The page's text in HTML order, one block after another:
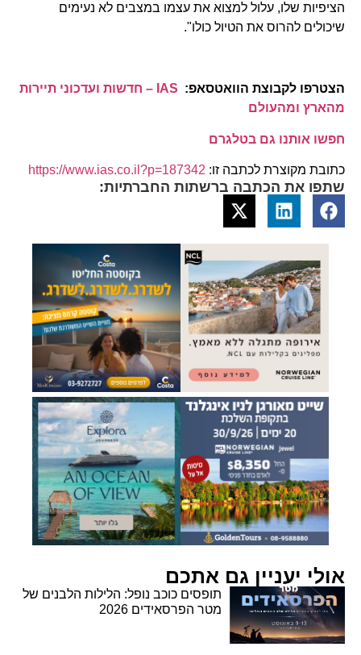
הציפיות שלו, עלול למצוא את עצמו במצבים לא נעימים
שיכולים להרוס את הטיול כולו".
הצטרפו לקבוצת הוואטסאפ:
IAS – חדשות ועדכוני תיירות
מהארץ ומהעולם
חפשו אותנו גם בטלגרם
כתובת מקוצרת לכתבה זו: https://www.ias.co.il?p=187342
שתפו את הכתבה ברשתות החברתיות:
אולי יעניין גם אתכם
תופסים כוכב נופל: הלילות הלבנים של
מטר הפרסאידים 2026